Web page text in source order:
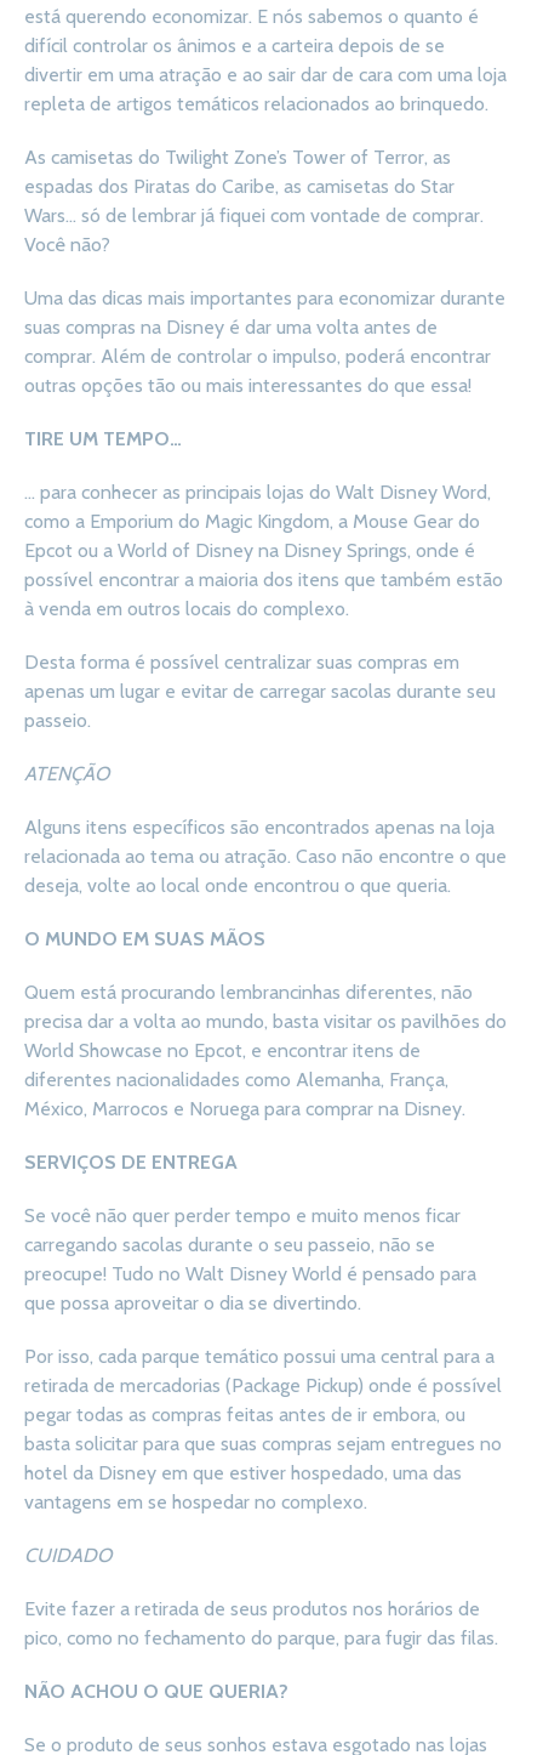
está querendo economizar. E nós sabemos o quanto é
difícil controlar os ânimos e a carteira depois de se
divertir em uma atração e ao sair dar de cara com uma loja
repleta de artigos temáticos relacionados ao brinquedo.
As camisetas do Twilight Zone’s Tower of Terror, as
espadas dos Piratas do Caribe, as camisetas do Star
Wars… só de lembrar já fiquei com vontade de comprar.
Você não?
Uma das dicas mais importantes para economizar durante
suas compras na Disney é dar uma volta antes de
comprar. Além de controlar o impulso, poderá encontrar
outras opções tão ou mais interessantes do que essa!
TIRE UM TEMPO…
… para conhecer as principais lojas do Walt Disney Word,
como a Emporium do Magic Kingdom, a Mouse Gear do
Epcot ou a World of Disney na Disney Springs, onde é
possível encontrar a maioria dos itens que também estão
à venda em outros locais do complexo.
Desta forma é possível centralizar suas compras em
apenas um lugar e evitar de carregar sacolas durante seu
passeio.
ATENÇÃO
Alguns itens específicos são encontrados apenas na loja
relacionada ao tema ou atração. Caso não encontre o que
deseja, volte ao local onde encontrou o que queria.
O MUNDO EM SUAS MÃOS
Quem está procurando lembrancinhas diferentes, não
precisa dar a volta ao mundo, basta visitar os pavilhões do
World Showcase no Epcot, e encontrar itens de
diferentes nacionalidades como Alemanha, França,
México, Marrocos e Noruega para comprar na Disney.
SERVIÇOS DE ENTREGA
Se você não quer perder tempo e muito menos ficar
carregando sacolas durante o seu passeio, não se
preocupe! Tudo no Walt Disney World é pensado para
que possa aproveitar o dia se divertindo.
Por isso, cada parque temático possui uma central para a
retirada de mercadorias (Package Pickup) onde é possível
pegar todas as compras feitas antes de ir embora, ou
basta solicitar para que suas compras sejam entregues no
hotel da Disney em que estiver hospedado, uma das
vantagens em se hospedar no complexo.
CUIDADO
Evite fazer a retirada de seus produtos nos horários de
pico, como no fechamento do parque, para fugir das filas.
NÃO ACHOU O QUE QUERIA?
Se o produto de seus sonhos estava esgotado nas lojas